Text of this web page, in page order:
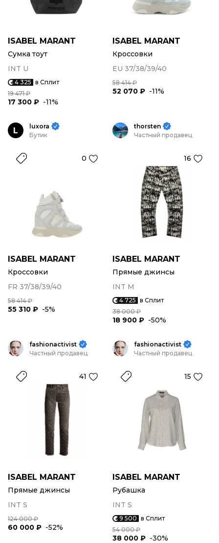
ISABEL MARANT
Сумка тоут
INT U
4 325 в Сплит
19 471 ₽
17 300 ₽ -11%
ISABEL MARANT
Кроссовки
EU 37/38/39/40
58 414 ₽
52 070 ₽ -11%
L
luxora
Бутик
0
ISABEL MARANT
Кроссовки
FR 37/38/39/40
58 414 ₽
55 310 ₽ -5%
thorsten
Частный продавец
16
ISABEL MARANT
Прямые джинсы
INT M
4 725 в Сплит
38 000 ₽
18 900 ₽ -50%
fashionactivist
Частный продавец
41
ISABEL MARANT
Прямые джинсы
INT S
124 000 ₽
60 000 ₽ -52%
fashionactivist
Частный продавец
15
ISABEL MARANT
Рубашка
INT S
9 500 в Сплит
54 000 ₽
38 000 ₽ -30%